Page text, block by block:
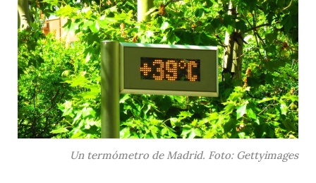
Un termómetro de Madrid. Foto: Gettyimages